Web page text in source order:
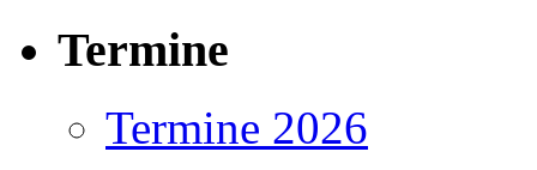
Termine
Termine 2026